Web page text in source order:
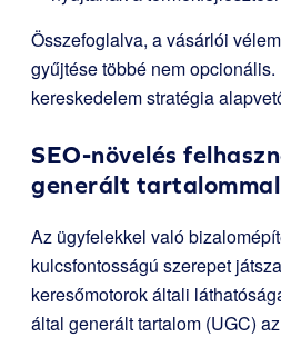
Összefoglalva, a vásárlói
gyűjtése többé nem
kereskedelem stratégia
SEO-növelés
generált tartalommal
Az ügyfelekkel való
kulcsfontosságú szerepet
keresőmotorok általi
által generált tartalom (UGC)